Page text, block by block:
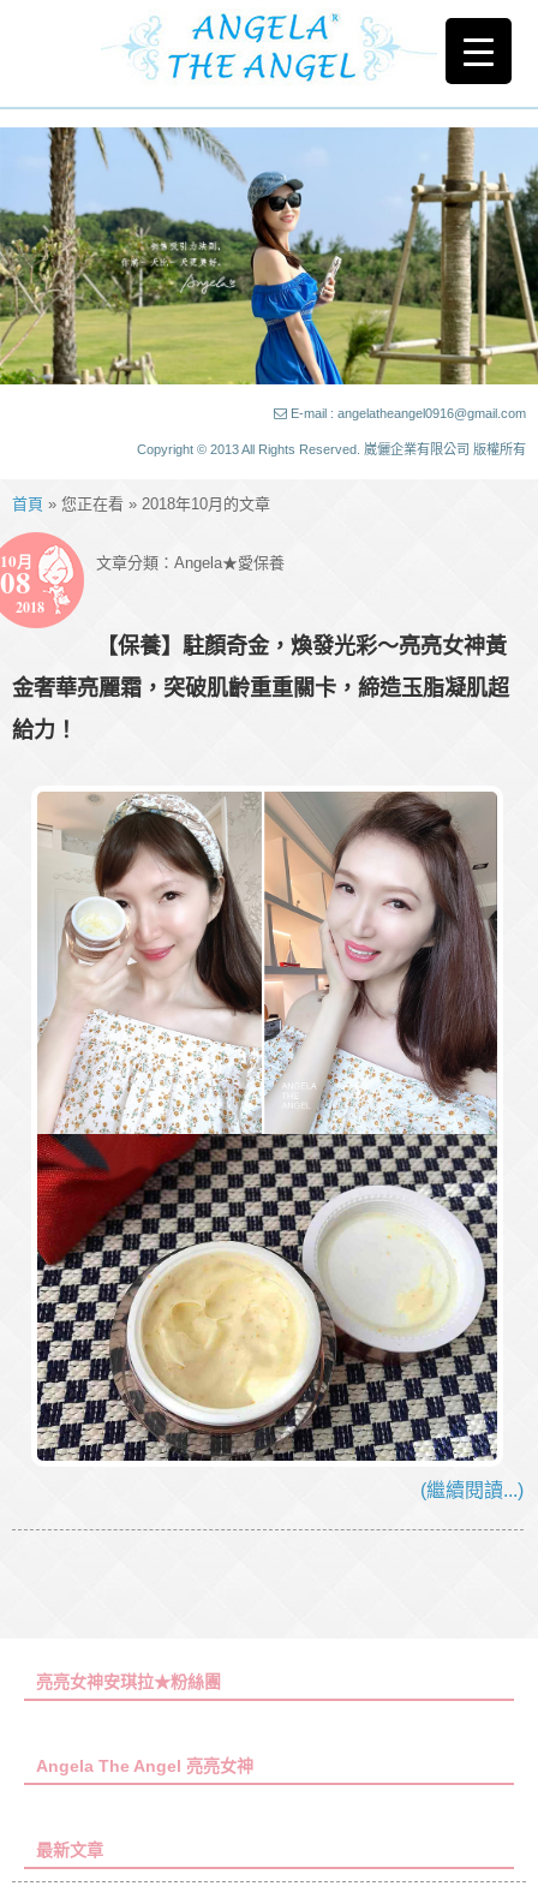
E-mail : angelatheangel0916@gmail.com
Copyright © 2013 All Rights Reserved. 崴儷企業有限公司 版權所有
首頁 » 您正在看 » 2018年10月的文章
10月
08
2018
文章分類： Angela★愛保養
【保養】駐顏奇金，煥發光彩～亮亮女神黃
金奢華亮麗霜，突破肌齡重重關卡，締造玉脂凝肌超
給力！
(繼續閱讀...)
亮亮女神安琪拉★粉絲團
Angela The Angel 亮亮女神
最新文章